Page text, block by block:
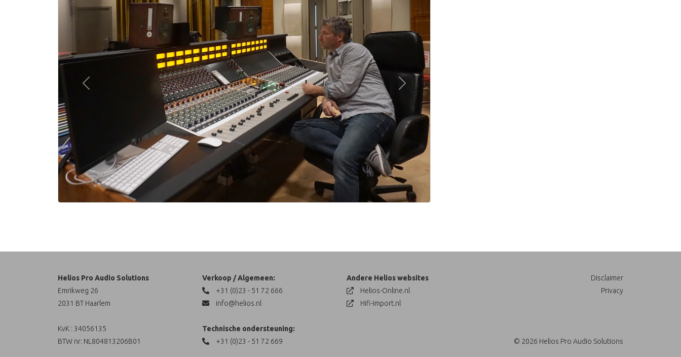
Previous Next
Helios Pro Audio Solutions
Emrikweg 26
2031 BT Haarlem
KvK : 34056135
BTW nr: NL804813206B01
Verkoop / Algemeen:
+31 (0)23 - 51 72 666
info@helios.nl
Technische ondersteuning:
+31 (0)23 - 51 72 669
Andere Helios websites
Helios-Online.nl
Hifi-Import.nl
Disclaimer
Privacy
© 2026 Helios Pro Audio Solutions